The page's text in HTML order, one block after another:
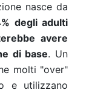
nasce da
degli adulti
avere
di base. Un
molti "over"
e utilizzano